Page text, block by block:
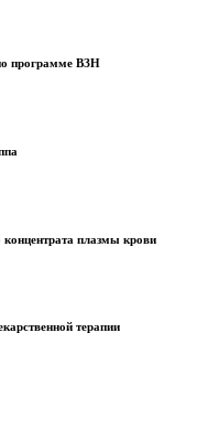
программе ВЗН
концентрата плазмы крови
терапии